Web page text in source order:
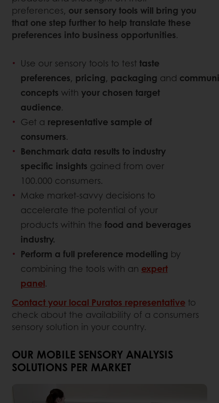
preferences, our sensory tools will bring you
that one step further to help translate these
preferences into business opportunities.
Use our sensory tools to testtaste
preferences, pricing, packaging and
concepts with your chosen target
audience.
Get a representative sample of
consumers.
Benchmark data results to industry
specific insights gained from over
100.000 consumers.
Make market-savvy decisions to
accelerate the potential of your
products within the food and beverages
industry.
Perform a full preference modelling by
combining the tools with an expert
panel.
Contact your local Puratos representative to
check about the availability of a consumers
sensory solution in your country.
OUR MOBILE SENSORY ANALYSIS
SOLUTIONS PER MARKET